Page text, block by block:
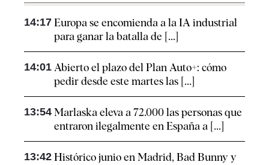
14:17 Europa se encomienda a la IA industrial
para ganar la batalla de [...]
14:01 Abierto el plazo del Plan Auto+: cómo
pedir desde este martes las [...]
13:54 Marlaska eleva a 72.000 las personas que
entraron ilegalmente en España a [...]
13:42 Histórico junio en Madrid, Bad Bunny y